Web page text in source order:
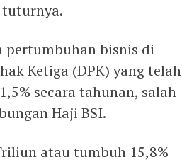
tuturnya.
pertumbuhan bisnis di
Ketiga (DPK) yang telah
secara tahunan, salah
Haji BSI.
atau tumbuh 15,8%